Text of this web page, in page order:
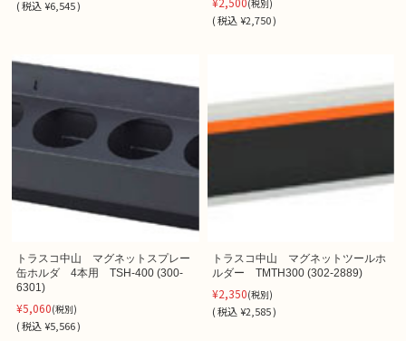
(税込¥6,545 ) (税別)
(税込 ¥2,750 )
トラスコ中山 マグネットスプレー
缶ホルダ 4本用 TSH-400 (300-
6301)
¥5,060(税別)
(税込¥5,566 )
トラスコ中山 マグネットツールホ
ルダー TMTH300 (302-2889)
¥2,350(税別)
(税込 ¥2,585 )